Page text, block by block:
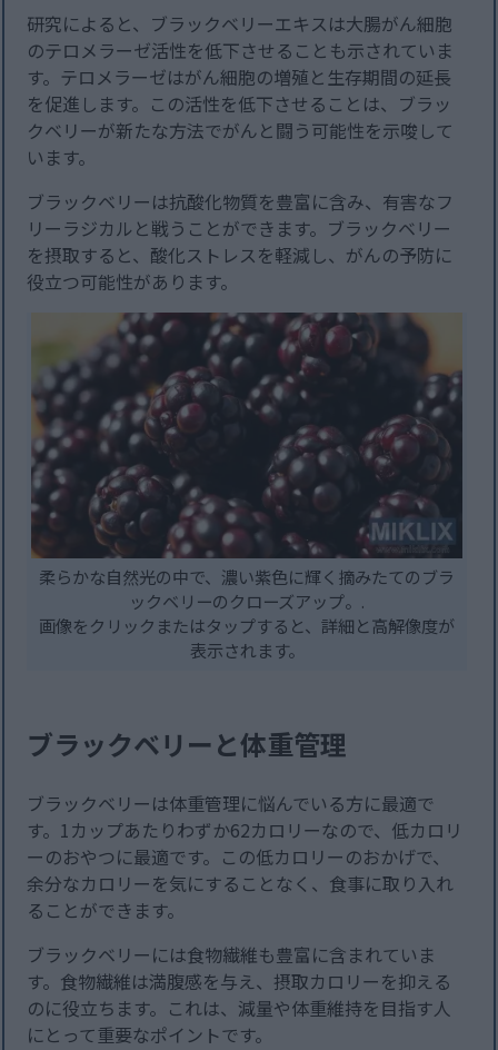
研究によると、ブラックベリーエキスは大腸がん細胞
のテロメラーゼ活性を低下させることも示されていま
す。テロメラーゼはがん細胞の増殖と生存期間の延長
を促進します。この活性を低下させることは、ブラッ
クベリーが新たな方法でがんと闘う可能性を示唆して
います。
ブラックベリーは抗酸化物質を豊富に含み、有害なフ
リーラジカルと戦うことができます。ブラックベリー
を摂取すると、酸化ストレスを軽減し、がんの予防に
役立つ可能性があります。
柔らかな自然光の中で、濃い紫色に輝く摘みたてのブラ
ックベリーのクローズアップ。.
画像をクリックまたはタップすると、詳細と高解像度が
表示されます。
ブラックベリーと体重管理
ブラックベリーは体重管理に悩んでいる方に最適で
す。1カップあたりわずか62カロリーなので、低カロリ
ーのおやつに最適です。この低カロリーのおかげで、
余分なカロリーを気にすることなく、食事に取り入れ
ることができます。
ブラックベリーには食物繊維も豊富に含まれていま
す。食物繊維は満腹感を与え、摂取カロリーを抑える
のに役立ちます。これは、減量や体重維持を目指す人
にとって重要なポイントです。